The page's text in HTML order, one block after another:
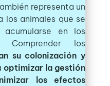
representa un
los animales que se
en los
los
su colonización y
optimizar la gestión
los efectos